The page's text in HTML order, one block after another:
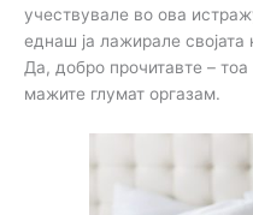
учествувале во ова
еднаш ја лажирале својата
Да, добро прочитавте –
мажите глумат оргазам.